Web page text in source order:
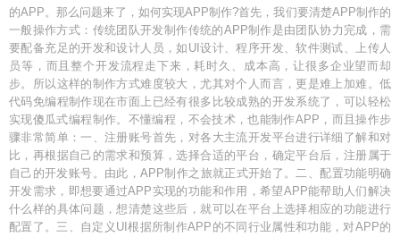
的APP。那么问题来了，如何实现APP制作?首先，我们要清楚APP制作的
一般操作方式：传统团队开发制作传统的APP制作是由团队协力完成，需
要配备充足的开发和设计人员，如UI设计、程序开发、软件测试、上传人
员等，而且整个开发流程走下来，耗时久、成本高，让很多企业望而却
步。所以这样的制作方式难度较大，尤其对个人而言，更是难上加难。低
代码免编程制作现在市面上已经有很多比较成熟的开发系统了，可以轻松
实现傻瓜式编程制作。不懂编程，不会技术，也能制作APP，而且操作步
骤非常简单：一、注册账号首先，对各大主流开发平台进行详细了解和对
比，再根据自己的需求和预算，选择合适的平台，确定平台后，注册属于
自己的开发账号。由此，APP制作之旅就正式开始了。二、配置功能明确
开发需求，即想要通过APP实现的功能和作用，希望APP能帮助人们解决
什么样的具体问题，想清楚这些后，就可以在平台上选择相应的功能进行
配置了。三、自定义UI根据所制作APP的不同行业属性和功能，对APP的